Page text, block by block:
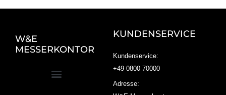
W&E
MESSERKONTOR
KUNDENSERVICE
Kundenservice:
+49 0800 70000
Adresse: